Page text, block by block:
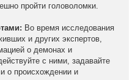
пройти головоломки.
Во время исследования
и других экспертов,
о демонах и
с ними, задавайте
о происхождении и